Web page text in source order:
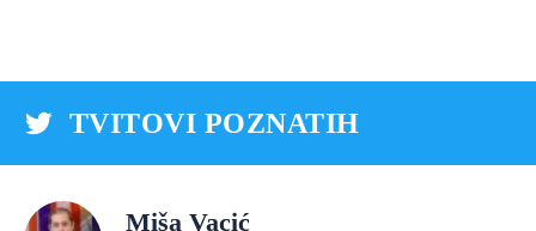
TVITOVI POZNATIH
Miša Vacić